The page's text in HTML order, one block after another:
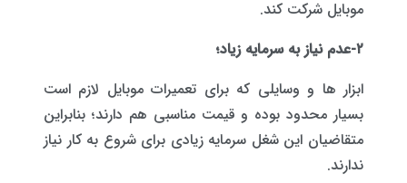
موبایل شرکت کند.
۲-عدم نیاز به سرمایه زیاد؛
ابزار ها و وسایلی که برای تعمیرات موبایل لازم است
بسیار محدود بوده و قیمت مناسبی هم دارند؛ بنابراین
متقاضیان این شغل سرمایه زیادی برای شروع به کار نیاز
ندارند.